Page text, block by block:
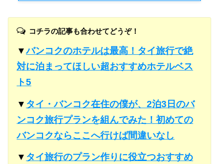
コチラの記事も合わせてどうぞ！
▼バンコクのホテルは最高！タイ旅行で絶
対に泊まってほしい超おすすめホテルベス
ト5
▼ タイ・バンコク在住の僕が、2泊3日のバ
ンコク旅行プランを組んでみた！初めての
バンコクならここへ行けば間違いなし
▼ タイ旅行のプラン作りに役立つおすすめ